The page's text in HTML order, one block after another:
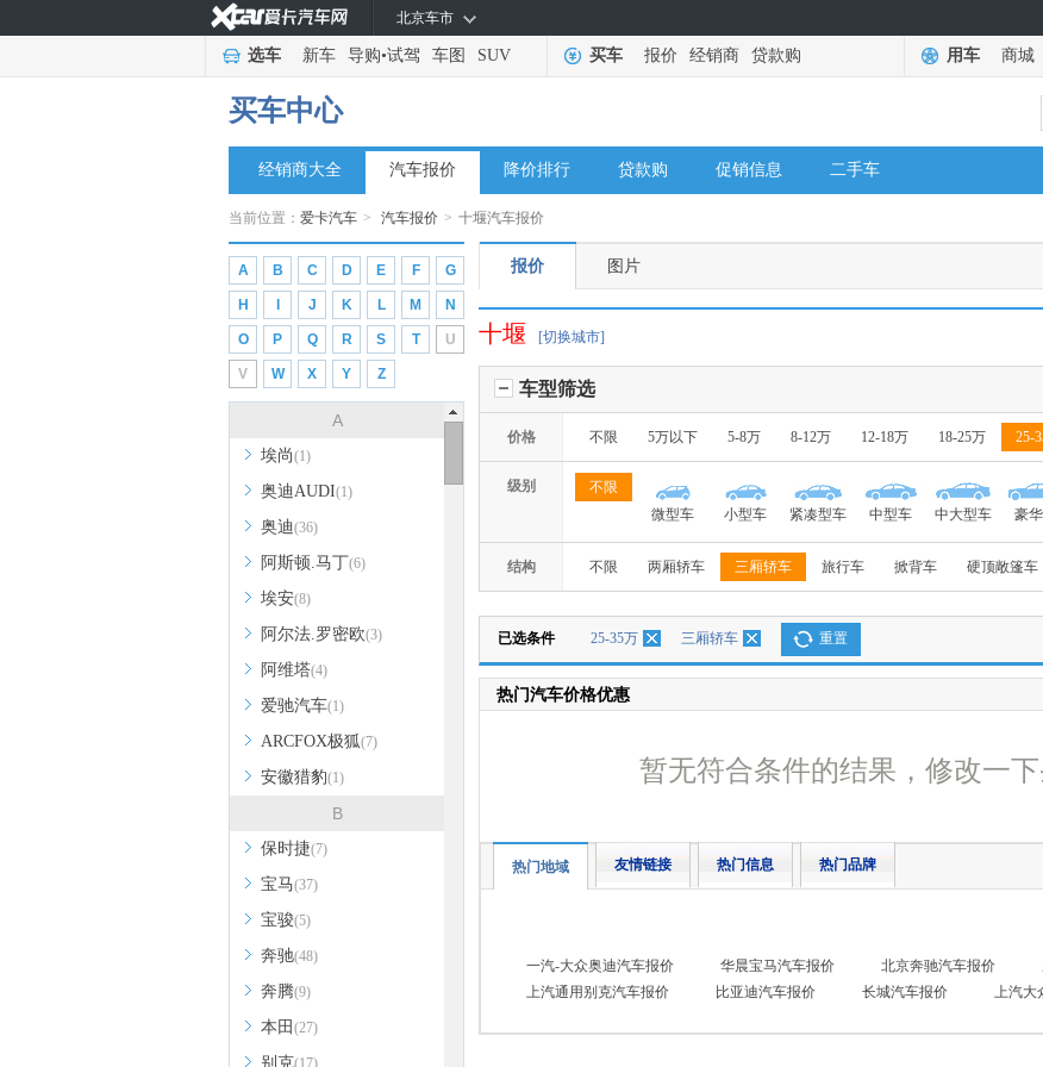
北京车市
选车 新车 导购•试驾 车图 SUV 买车 报价 经销商 贷款购 用车 商城
买车中心
经销商大全 汽车报价 降价排行 贷款购 促销信息 二手车
当前位置： 爱卡汽车 > 汽车报价 > 十堰汽车报价
A B C D E F G
H J K L M N
O P Q R S T U
V W X Y Z
A
埃尚(1)
奥迪AUDI(1)
奥迪(36)
阿斯顿.马丁(6)
埃安(8)
阿尔法.罗密欧(3)
阿维塔(4)
爱驰汽车(1)
ARCFOX极狐(7)
安徽猎豹(1)
B
保时捷(7)
宝马(37)
宝骏(5)
奔驰(48)
奔腾(9)
本田 (27)
别克(17)
报价 图片
十堰 [切换城市]
车型筛选
价格 不限 5万以下 5-8万 8-12万 12-18万 18-25万 25-
级别
不限
微型车
小型车 紧凑型车 中型车 中大型车 豪
结构 不限 两厢轿车 三厢轿车 旅行车 掀背车 硬顶敞篷车
已选条件 25-35万 三厢轿车 重置
热门汽车价格优惠
暂无符合条件的结果，修改一
热门地域 友情链接 热门信息 热门品牌
一汽-大众奥迪汽车报价 华晨宝马汽车报价 北京奔驰汽车报价
上汽通用别克汽车报价
比亚迪汽车报价 长城汽车报价 上汽大